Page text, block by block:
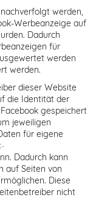
werden,
Werbeanzeige auf
Dadurch
für
werden
werden.
dieser Website
die Identität der
gespeichert
jeweiligen
für eigene
Dadurch kann
auf Seiten von
Diese
nicht